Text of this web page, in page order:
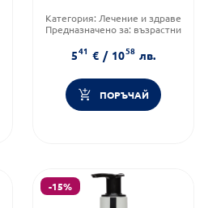
Категория: Лечение и здраве
Предназначено за: възрастни
541 € / 1058 лв.
ПОРЪЧАЙ
-15%